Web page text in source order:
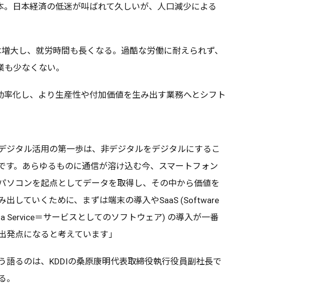
。 日本経済の低迷が叫ばれて久しいが、 人口減少による
増大 し、 就労時間 も長くなる。 過酷な労働に耐えられず、
も少なくない。
率化 し、より 生産性や付加価値を生み出す業務へと シフト
ジタル活用 の第一歩は、非デジタルをデジタルにするこ
す。あらゆるものに通信が溶け込む今、 スマートフォン
ソコンを起点 としてデータを取得 し、その中から価値を
出していくために、まずは端末の導入やSaaS (Software
Service＝サービス としてのソフトウェア) の導入が一番
発点になると考えています」
語るのは、KDDIの桑原康明代表取締役執行役員副社長で
。